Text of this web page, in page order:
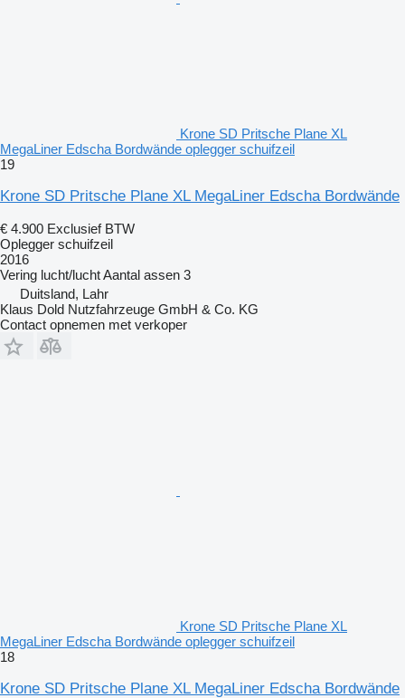
Krone SD Pritsche Plane XL
MegaLiner Edscha Bordwände oplegger schuifzeil
19
Krone SD Pritsche Plane XL MegaLiner Edscha Bordwände
€ 4.900 Exclusief BTW
Oplegger schuifzeil
2016
Vering lucht/luchtAantal assen 3
Duitsland, Lahr
Klaus Dold Nutzfahrzeuge GmbH & Co. KG
Contact opnemen met verkoper
Krone SD Pritsche Plane XL
MegaLiner Edscha Bordwände oplegger schuifzeil
18
Krone SD Pritsche Plane XL MegaLiner Edscha Bordwände